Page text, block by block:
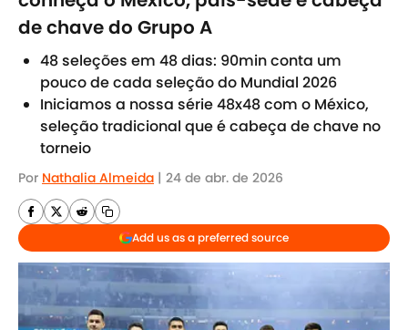
de chave do Grupo A
48 seleções em 48 dias: 90min conta um
pouco de cada seleção do Mundial 2026
Iniciamos a nossa série 48x48 com o México,
seleção tradicional que é cabeça de chave no
torneio
Por Nathalia Almeida | 24 de abr. de 2026
Add us as a preferred source